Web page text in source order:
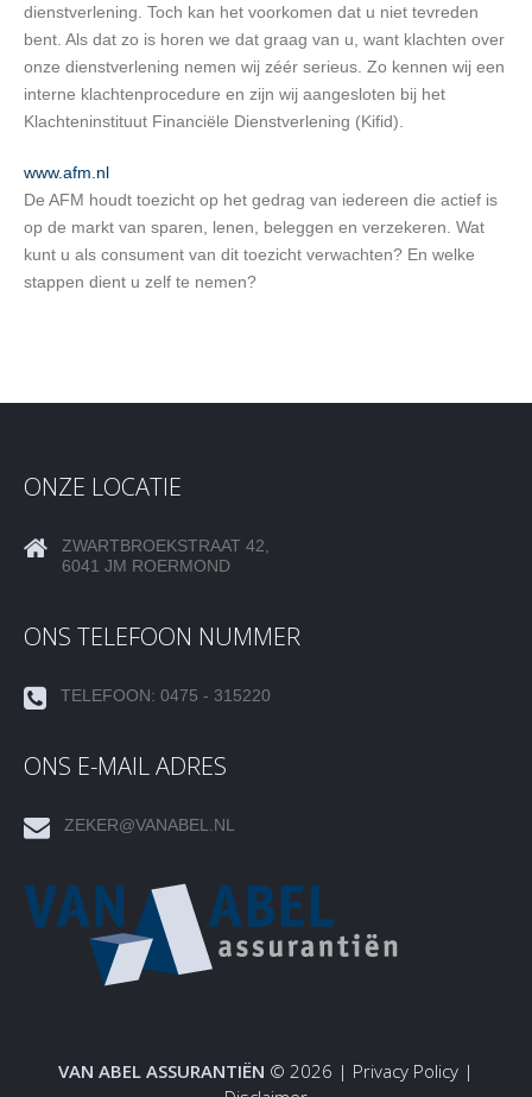
dienstverlening. Toch kan het voorkomen dat u niet tevreden
bent. Als dat zo is horen we dat graag van u, want klachten over
onze dienstverlening nemen wij zéér serieus. Zo kennen wij een
interne klachtenprocedure en zijn wij aangesloten bij het
Klachteninstituut Financiële Dienstverlening (Kifid).
www.afm.nl
De AFM houdt toezicht op het gedrag van iedereen die actief is
op de markt van sparen, lenen, beleggen en verzekeren. Wat
kunt u als consument van dit toezicht verwachten? En welke
stappen dient u zelf te nemen?
ONZE LOCATIE
ZWARTBROEKSTRAAT 42,
6041 JM ROERMOND
ONS TELEFOON NUMMER
TELEFOON: 0475 - 315220
ONS E-MAIL ADRES
ZEKER@VANABEL.NL
VAN ABEL ASSURANTIËN © 2026 | Privacy Policy |